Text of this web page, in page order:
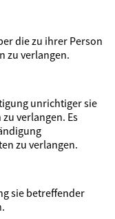
die zu ihrer Person
zu verlangen.
unrichtiger sie
verlangen. Es
zu verlangen.
sie betreffender